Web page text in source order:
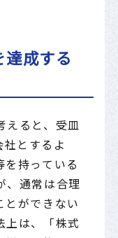
成する
えると、受皿
とするよ
を持っている
、通常は合理
とができない
上は、「株式